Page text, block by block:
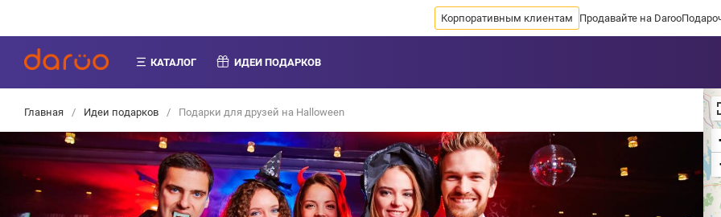
Корпоративным клиентам Продавайте на Daroo
КАТАЛОГ ИДЕИ ПОДАРКОВ
Главная / Идеи подарков / Подарки для друзей на Halloween